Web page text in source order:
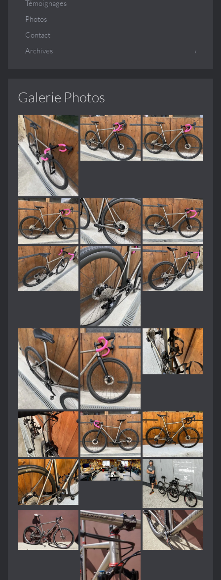
Témoignages
Photos
Contact
Archives
Galerie Photos